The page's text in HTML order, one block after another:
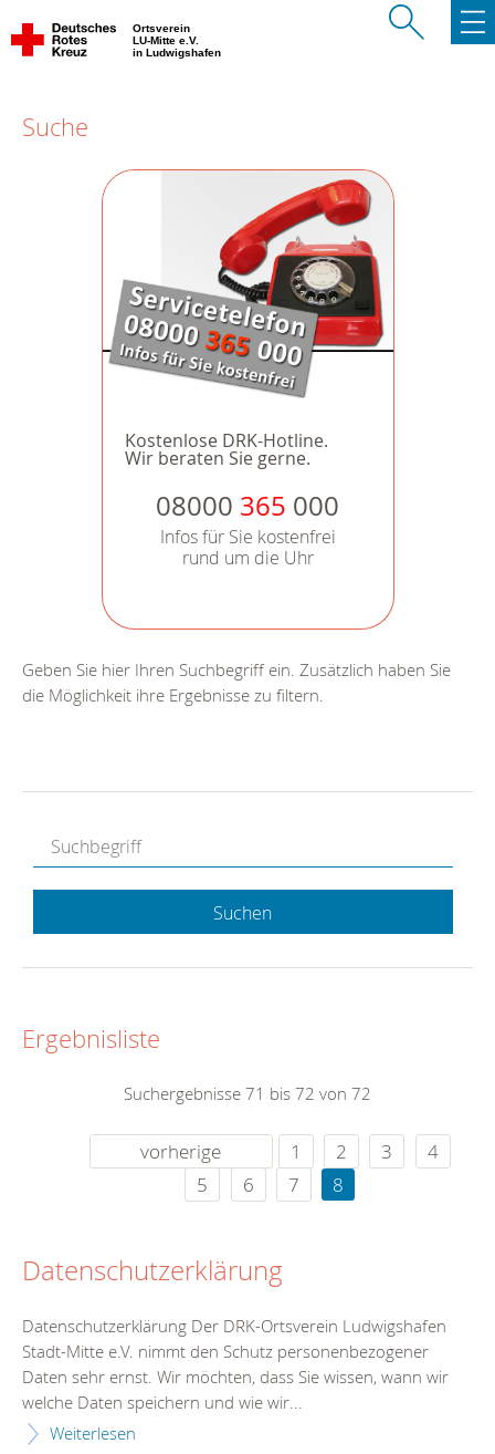
Ortsverein
LU-Mitte e.V.
in Ludwigshafen
Suche
Kostenlose DRK-Hotline.
Wir beraten Sie gerne.
08000 365 000
Infos für Sie kostenfrei
rund um die Uhr
Geben Sie hier Ihren Suchbegriff ein. Zusätzlich haben Sie
die Möglichkeit ihre Ergebnisse zu filtern.
Suchen
Ergebnisliste
Suchergebnisse 71 bis 72 von 72
vorherige 1 2 3
4
5
6 7 8
Datenschutzerklärung
Datenschutzerklärung Der DRK-Ortsverein Ludwigshafen
Stadt-Mitte e.V. nimmt den Schutz personenbezogener
Daten sehr ernst. Wir möchten, dass Sie wissen, wann wir
welche Daten speichern und wie wir...
Weiterlesen